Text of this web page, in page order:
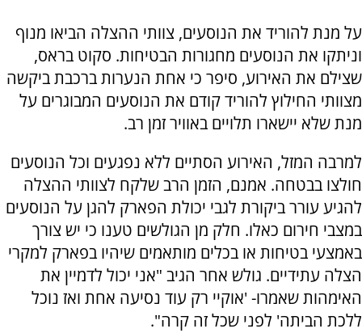
על מנת להוריד את הנוסעים, צוותי ההצלה הביאו מנוף
וניתקו את הנוסעים מחגורות הבטיחות. סקוט בראס,
שצילם את האירוע, סיפר כי אחת הנערות ברכבת ביקשה
מצוותי החילוץ להוריד קודם את הנוסעים המבוגרים על
מנת שלא יישארו תלויים באוויר זמן רב.
למרבה המזל, האירוע הסתיים ללא נפגעים וכל הנוסעים
חולצו בבטחה. אמנם, הזמן הרב שלקח לצוותי ההצלה
להגיע עורר ביקורת לגבי יכולת הפארק להגן על הנוסעים
במצבי חירום כאלו. חלק מן הגולשים טענו כי יש צורך
באמצעי בטיחות או בכלים מותאמים שיהיו בפארק למקרי
הצלה עתידיים. גולש אחר הגיב "אני יכול לדמיין את
האימהות שאמרו- 'אוקיי רק עוד נסיעה אחת ואז נוכל
ללכת הביתה' לפני שכל זה קרה".